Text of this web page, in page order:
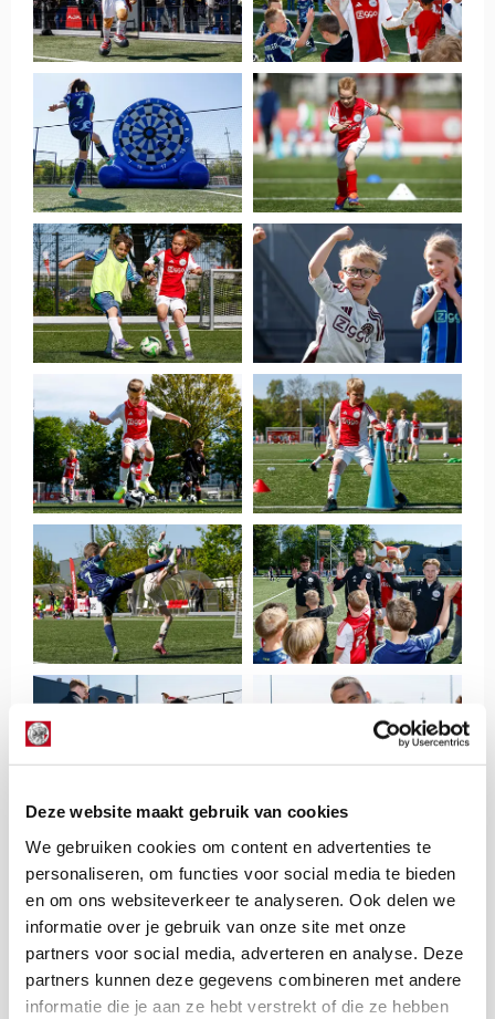
Deze website maakt gebruik van cookies
We gebruiken cookies om content en advertenties te
personaliseren, om functies voor social media te bieden
en om ons websiteverkeer te analyseren. Ook delen we
informatie over je gebruik van onze site met onze
partners voor social media, adverteren en analyse. Deze
partners kunnen deze gegevens combineren met andere
informatie die je aan ze hebt verstrekt of die ze hebben